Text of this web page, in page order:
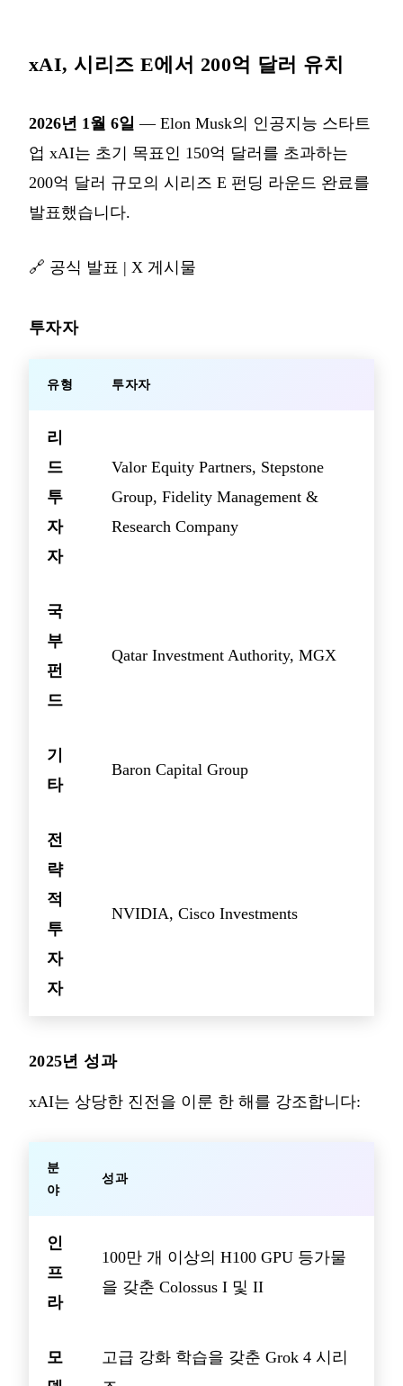
xAI, 시리즈 E에서 200억 달러 유치
2026년 1월 6일 — Elon Musk의 인공지능 스타트
업 xAI는 초기 목표인 150억 달러를 초과하는
200억 달러 규모의 시리즈 E 펀딩 라운드 완료를
발표했습니다.
🔗 공식 발표 | X 게시물
투자자
유형 투자자
리
드
투
자
자
Valor Equity Partners, Stepstone
Group, Fidelity Management &
Research Company
국
부
펀
드
Qatar Investment Authority, MGX
기
타
Baron Capital Group
전
략
적
투
자
자
NVIDIA, Cisco Investments
2025년 성과
xAI는 상당한 진전을 이룬 한 해를 강조합니다:
분
야
성과
인
프
라
100만 개 이상의 H100 GPU 등가물
을 갖춘 Colossus I 및 II
모
고급 강화 학습을 갖춘 Grok 4 시리